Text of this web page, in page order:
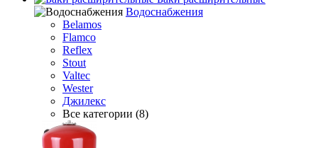
Водоснабжения
Belamos
Flamco
Reflex
Stout
Valtec
Wester
Джилекс
Все категории (8)